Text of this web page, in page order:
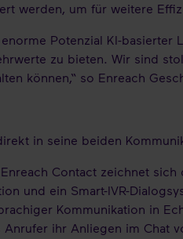
werden, um für weitere
Potenzial KI-
zu bieten. Wir sind
können,“ so Enreach
in seine beiden
Contact zeichnet
und ein Smart-IVR-
Kommunikation in
ihr Anliegen im Chat